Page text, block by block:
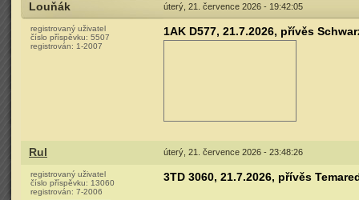
Louňák úterý, 21. července 2026 - 19:42:05
registrovaný uživatel
číslo příspěvku: 5507
registrován: 1-2007
1AK D577, 21.7.2026, přívěs
Rul úterý, 21. července 2026 - 23:48:26
registrovaný uživatel
číslo příspěvku: 13060
registrován: 7-2006
3TD 3060, 21.7.2026, přívěs